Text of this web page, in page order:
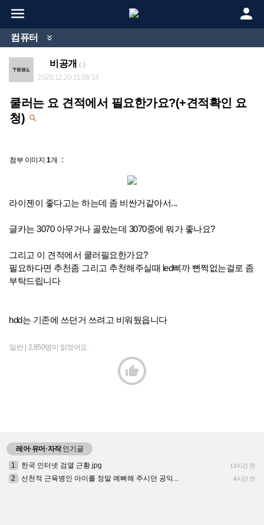
 
컴퓨터 
비공개 ( )
2020.12.20 21:08:14
쿨러는 요 견적에서 필요한가요?(+견적확인 요
청) 
첨부 이미지1개 unfold_more
라이젠이 좋다고는 하는데 좀 비싼거같아서...
글카는 3070 아무거나 골랐는데 3070중에 뭐가 좋나요?
그리고 이 견적에서 쿨러필요한가요?
필요하다면 추천좀 그리고 추천해주실때 led삐까 뻔쩍없는걸로 좀
부탁드립니다
hdd는 기존에 쓰던거 쓰려고 비워뒀읍니다
일반 | 2,850명이 읽었어요.

레어·유머·자작인기글
1
한국 인터넷 검열 근황.jpg 13시간 전
2 선천적 근육병인 아이를 정말 예뻐해 주시던 공익... 4시간 전